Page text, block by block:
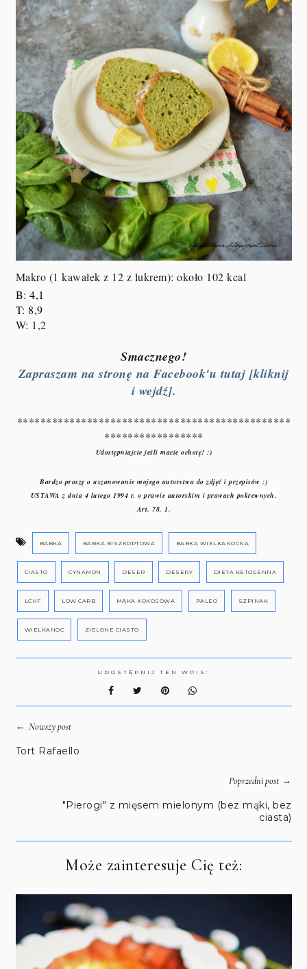
Makro (1 kawałek z 12 z lukrem): około 102 kcal
B: 4,1
T: 8,9
W: 1,2
Smacznego!
Zapraszam na stronę na Facebook'u tutaj [kliknij
i wejdź].
***********************************************
*****************
Udostępniajcie jeśli macie ochotę! :)
Bardzo proszę o uszanowanie mojego autorstwa do zdjęć i przepisów :)
USTAWA z dnia 4 lutego 1994 r. o prawie autorskim i prawach pokrewnych.
Art. 78. 1.
BABKA BABKA BISZKOPTOWA BABKA WIELKANOCNA
CIASTO CYNAMON DESER DESERY DIETA KETOGENNA
LCHF LOW CARB MĄKA KOKOSOWA PALEO SZPINAK
WIELKANOC ZIELONE CIASTO
UDOSTĘPNIJ TEN WPIS:
← Nowszy post
Tort Rafaello
Poprzedni post→
"Pierogi" z mięsem mielonym (bez mąki, bez
ciasta)
Może zainteresuje Cię też: